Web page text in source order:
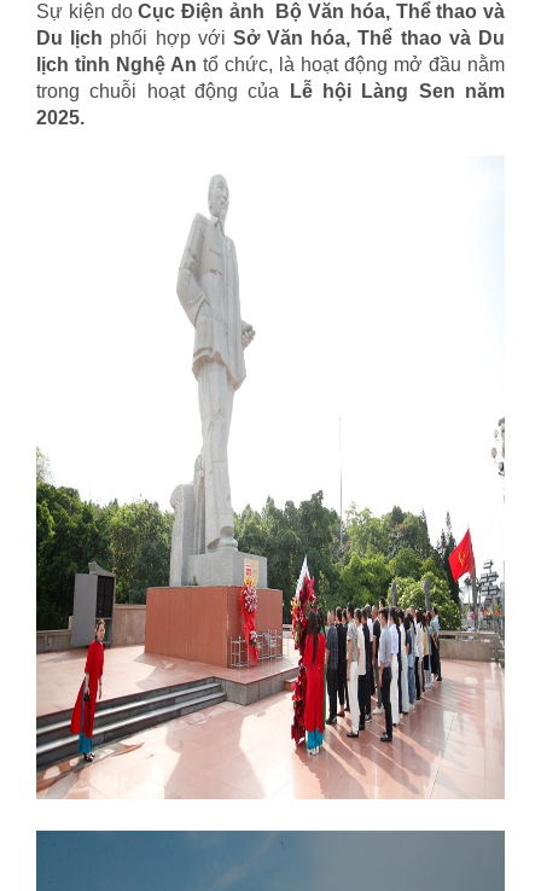
Sự kiện do Cục Điện ảnh Bộ Văn hóa, Thể thao và
Du lịch phối hợp với Sở Văn hóa, Thể thao và Du
lịch tỉnh Nghệ An tổ chức, là hoạt động mở đầu nằm
trong chuỗi hoạt động của
Lễ hội Làng Sen năm
2025.